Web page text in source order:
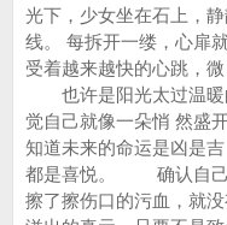
光下，少女坐在石上，
线。 每拆开一缕，心扉
受着越来越快的心跳，
也许是阳光太过温暖
觉自己就像一朵悄 然盛
知道未来的命运是凶是
都是喜悦。 确认自己
擦了擦伤口的污血，就